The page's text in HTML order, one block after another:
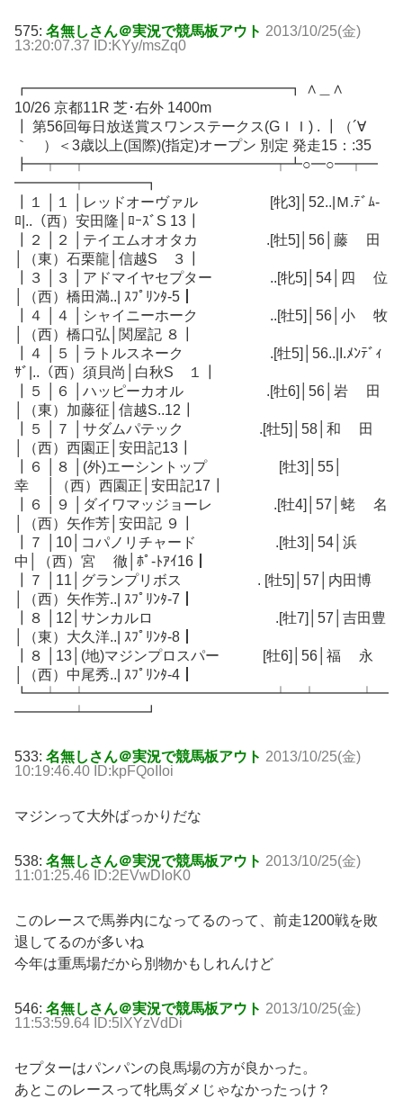
575: 名無しさん＠実況で競馬板アウト 2013/10/25(金)
13:20:07.37 ID:KYy/msZq0
┏━━━━━━━━━━━━━━━━━━┓ ∧＿∧
10/26 京都11R 芝･右外 1400m
┃ 第56回毎日放送賞スワンステークス(GＩＩ) . ┃（´∀
｀ ）＜3歳以上(国際)(指定)オープン 別定 発走15：:35
┣━┯━┯━━━━━━━━━━━━━┯┻○━○━┯━
━━━━┯━━━━┓
┃１ │１ │レッドオーヴァル [牝3]│52..|Ｍ.ﾃﾞﾑ-
ﾛ|..（西）安田隆│ﾛｰｽﾞS 13┃
┃２ │２ │テイエムオオタカ .[牡5]│56│藤 田
│（東）石栗龍│信越S ３┃
┃３ │３ │アドマイヤセプター ..[牝5]│54│四 位
│（西）橋田満..| ｽﾌﾟﾘﾝﾀ-5┃
┃４ │４ │シャイニーホーク ..[牡5]│56│小 牧
│（西）橋口弘│関屋記 ８┃
┃４ │５ │ラトルスネーク .[牡5]│56..|I.ﾒﾝﾃﾞｨ
ｻﾞ|..（西）須貝尚│白秋S １┃
┃５ │６ │ハッピーカオル .[牡6]│56│岩 田
│（東）加藤征│信越S..12┃
┃５ │７ │サダムパテック .[牡5]│58│和 田
│（西）西園正│安田記13┃
┃６ │８ │(外)エーシントップ [牡3]│55│
幸 │（西）西園正│安田記17┃
┃６ │９ │ダイワマッジョーレ .[牡4]│57│蛯 名
│（西）矢作芳│安田記 ９┃
┃７ │10│コパノリチャード .[牡3]│54│浜
中│（西）宮 徹│ﾎﾟ-ﾄｱｲ16┃
┃７ │11│グランプリボス . [牡5]│57│内田博
│（西）矢作芳..| ｽﾌﾟﾘﾝﾀ-7┃
┃８ │12│サンカルロ .[牡7]│57│吉田豊
│（東）大久洋..| ｽﾌﾟﾘﾝﾀ-8┃
┃８ │13│(地)マジンプロスパー [牡6]│56│福 永
│（西）中尾秀..| ｽﾌﾟﾘﾝﾀ-4┃
┗━┷━┷━━━━━━━━━━━━━┷━┷━━━┷━
━━━━┷━━━━┛
533: 名無しさん＠実況で競馬板アウト 2013/10/25(金)
10:19:46.40 ID:kpFQoIIoi
マジンって大外ばっかりだな
538: 名無しさん＠実況で競馬板アウト 2013/10/25(金)
11:01:25.46 ID:2EVwDIoK0
このレースで馬券内になってるのって、前走1200戦を敗
退してるのが多いね
今年は重馬場だから別物かもしれんけど
546: 名無しさん＠実況で競馬板アウト 2013/10/25(金)
11:53:59.64 ID:5lXYzVdDi
セプターはパンパンの良馬場の方が良かった。
あとこのレースって牝馬ダメじゃなかったっけ？